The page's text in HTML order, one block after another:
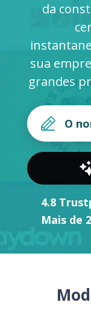
da
sua
grandes
4.8
Mais de